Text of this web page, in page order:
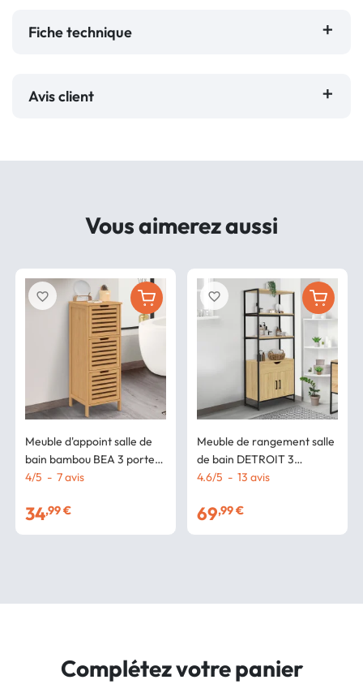
Fiche technique
Avis client
Vous aimerez aussi
Meuble d'appoint salle de
bain bambou BEA 3 portes
30 x 30 x 80 cm
4/5 - 7avis
34,99 €
favorite_border
Meuble de rangement salle
de bain DETROIT 3
étagères 1 placard 1 tiroir
4.6/5 - 13 avis
69,99 €
favorite_border
Complétez votre panier